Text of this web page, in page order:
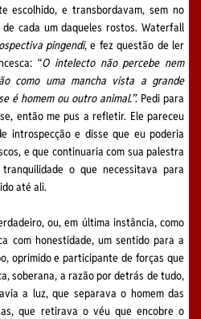
escolhido, e transbordavam, sem no
cada um daqueles rostos. Waterfall
pingendi, e fez questão de ler
“O intelecto não percebe nem
como uma mancha vista a grande
é homem ou outro animal.”. Pedi para
então me pus a refletir. Ele pareceu
introspecção e disse que eu poderia
e que continuaria com sua palestra
o que necessitava para
até ali.
ou, em última instância, como
com honestidade, um sentido para a
oprimido e participante de forças que
soberana, a razão por detrás de tudo,
a luz, que separava o homem das
que retirava o véu que encobre o